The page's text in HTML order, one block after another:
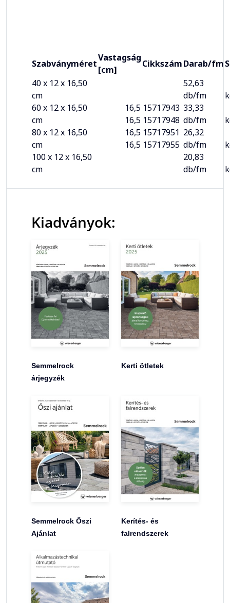
Szabványméret
Vastagság
[cm]
CikkszámDarab/fm
40 x 12 x 16,50
cm
60 x 12 x 16,50
cm
80 x 12 x 16,50
cm
100 x 12 x 16,50
cm
16,5
16,5
16,5
16,5
15717943
15717948
15717951
15717955
52,63
db/fm
33,33
db/fm
26,32
db/fm
20,83
db/fm
Kiadványok:
Semmelrock
árjegyzék
Kerti ötletek
Semmelrock Őszi
Ajánlat
Kerítés- és
falrendszerek